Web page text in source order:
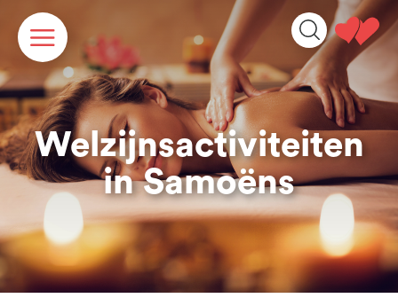
Welzijnsactiviteiten
in Samoëns
Cookies beheer paneel